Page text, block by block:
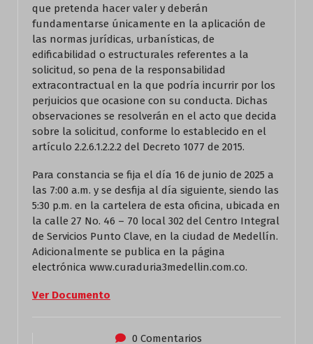
que pretenda hacer valer y deberán
fundamentarse únicamente en la aplicación de
las normas jurídicas, urbanísticas, de
edificabilidad o estructurales referentes a la
solicitud, so pena de la responsabilidad
extracontractual en la que podría incurrir por los
perjuicios que ocasione con su conducta. Dichas
observaciones se resolverán en el acto que decida
sobre la solicitud, conforme lo establecido en el
artículo 2.2.6.1.2.2.2 del Decreto 1077 de 2015.
Para constancia se fija el día 16 de junio de 2025 a
las 7:00 a.m. y se desfija al día siguiente, siendo las
5:30 p.m. en la cartelera de esta oficina, ubicada en
la calle 27 No. 46 – 70 local 302 del Centro Integral
de Servicios Punto Clave, en la ciudad de Medellín.
Adicionalmente se publica en la página
electrónica www.curaduria3medellin.com.co.
Ver Documento
0 Comentarios